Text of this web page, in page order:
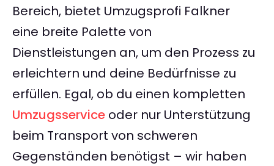
Bereich, bietet Umzugsprofi Falkner
eine breite Palette von
Dienstleistungen an, um den Prozess zu
erleichtern und deine Bedürfnisse zu
erfüllen. Egal, ob du einen kompletten
Umzugsservice oder nur Unterstützung
beim Transport von schweren
Gegenständen benötigst – wir haben